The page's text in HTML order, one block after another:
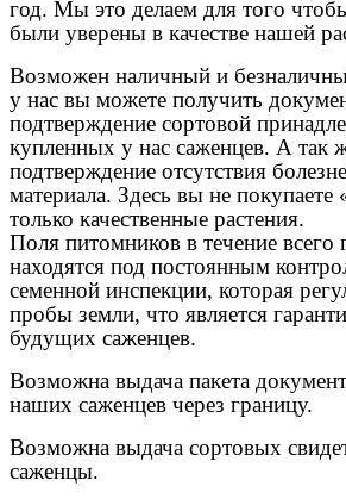
год. Мы это делаем для того
были уверены в качестве нашей
Возможен наличный и
у нас вы можете получить
подтверждение сортовой
купленных у нас саженцев. А так
подтверждение отсутствия
материала. Здесь вы не покупаете
только качественные растения.
Поля питомников в течение всего
находятся под постоянным
семенной инспекции, которая
пробы земли, что является
будущих саженцев.
Возможна выдача пакета
наших саженцев через границу.
Возможна выдача сортовых
саженцы.